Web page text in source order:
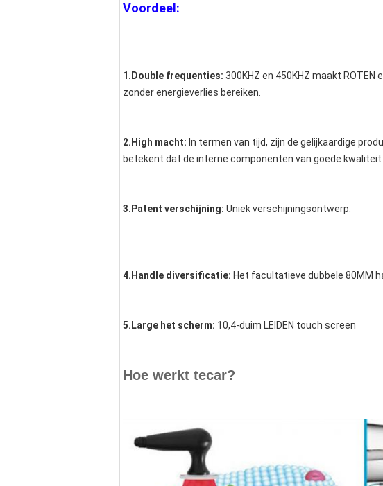
Voordeel:
1.Double frequenties: 300KHZ en 450KHZ maakt
zonder energieverlies bereiken.
2.High macht: In termen van tijd, zijn de gelijkaardige
betekent dat de interne componenten van goede
3.Patent verschijning: Uniek verschijningsontwerp.
4.Handle diversificatie: Het facultatieve dubbele 80MM
5.Large het scherm: 10,4-duim LEIDEN touch screen
Hoe werkt tecar?